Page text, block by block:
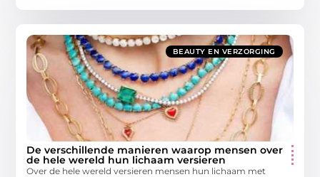
BEAUTY EN VERZORGING
De verschillende manieren waarop mensen over
de hele wereld hun lichaam versieren
Over de hele wereld versieren mensen hun lichaam met